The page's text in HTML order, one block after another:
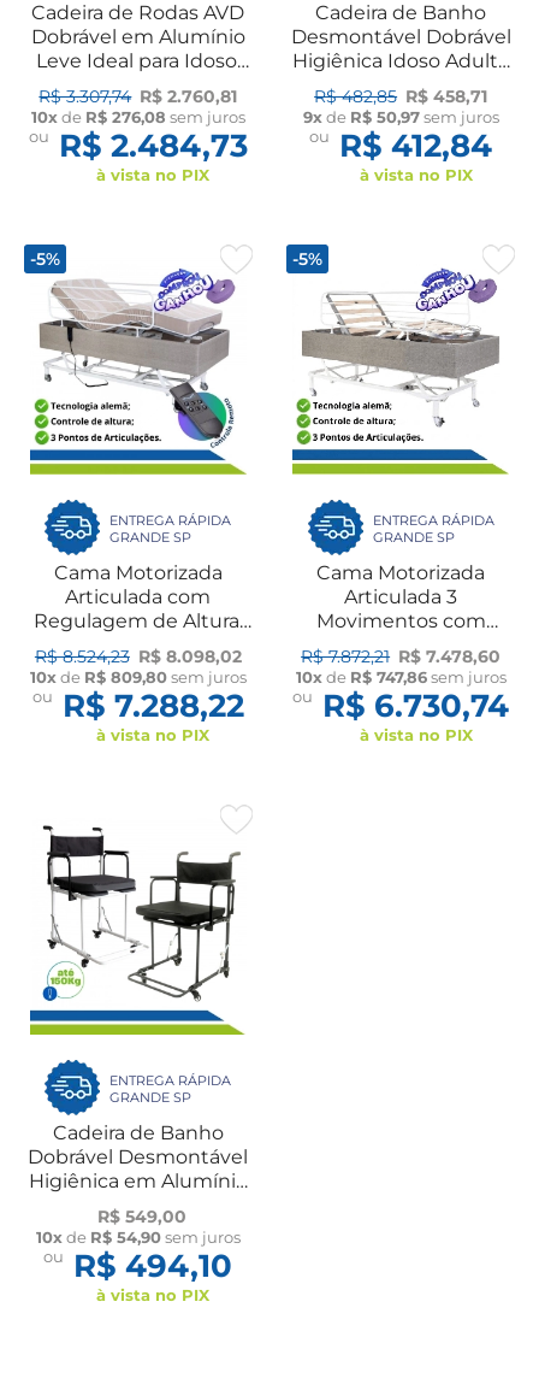
Cadeira de Rodas AVD
Dobrável em Alumínio
Leve Ideal para Idoso,
Pós-Operatório e
Fratura 120Kg Ortobras
R$ 3.307,74 R$ 2.760,81
10xde R$ 276,08 sem juros
ou
R$ 2.484,73
à vista no PIX
Cadeira de Banho
Desmontável Dobrável
Higiênica Idoso Adulto
B5 150kg Ortomobil
R$ 482,85 R$ 458,71
9xde R$ 50,97sem juros
ou
R$ 412,84
à vista no PIX
-5%
ENTREGA RÁPIDA
GRANDE SP
Cama Motorizada
Articulada com
Regulagem de Altura,
Rodas, Colchão
Hospitalar Original D28
e Par de Grades Pilati
R$ 8.524,23 R$ 8.098,02
10xde R$ 809,80sem juros
ou
R$ 7.288,22
à vista no PIX
-5%
ENTREGA RÁPIDA
GRANDE SP
Cama Motorizada
Articulada 3
Movimentos com
Regulagem de Altura,
Rodas e Grades Pilati
R$ 7.872,21 R$ 7.478,60
10xde R$ 747,86sem juros
ou
R$ 6.730,74
à vista no PIX
ENTREGA RÁPIDA
GRANDE SP
Cadeira de Banho
Dobrável Desmontável
Higiênica em Alumínio
Idoso B5A Ortomobil
R$ 549,00
10xde R$ 54,90sem juros
ou
R$ 494,10
à vista no PIX